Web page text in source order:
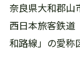
奈良県大和郡山
西日本旅客鉄道
和路線」の愛称